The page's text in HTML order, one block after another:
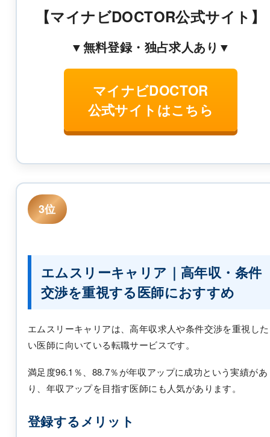
【マイナビDOCTOR公式サイト】
▼無料登録・独占求人あり▼
マイナビDOCTOR
公式サイトはこちら
3位
エムスリーキャリア｜高年収・条件
交渉を重視する医師におすすめ
エムスリーキャリアは、高年収求人や条件交渉を重視した
い医師に向いている転職サービスです。
満足度96.1％、88.7％が年収アップに成功という実績があ
り、年収アップを目指す医師にも人気があります。
登録するメリット